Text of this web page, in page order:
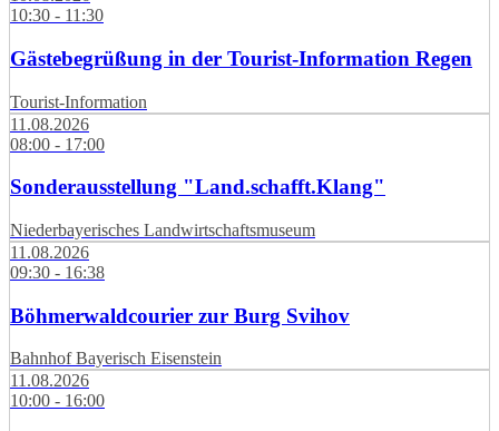
10:30 - 11:30
Gästebegrüßung in der Tourist-Information Regen
Tourist-Information
11.08.2026
08:00 - 17:00
Sonderausstellung "Land.schafft.Klang"
Niederbayerisches Landwirtschaftsmuseum
11.08.2026
09:30 - 16:38
Böhmerwaldcourier zur Burg Svihov
Bahnhof Bayerisch Eisenstein
11.08.2026
10:00 - 16:00